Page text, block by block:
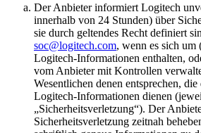
Der Anbieter informiert Logitech
innerhalb von 24 Stunden) über
sie durch geltendes Recht definiert
soc@logitech.com, wenn es sich um
Logitech-Informationen enthalten,
vom Anbieter mit Kontrollen
Wesentlichen denen entsprechen,
Logitech-Informationen dienen
„Sicherheitsverletzung“). Der
Sicherheitsverletzung zeitnah